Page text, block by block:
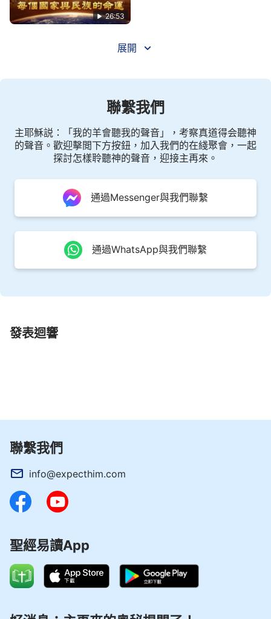
蓋，不再有淤泥存有、污水積流！全宇之聖民哪！在
神的檢閱之下露出了原有的面容，不是污穢不是污穢
滿身的人，而是潔白如玉的聖者，都是神所愛、神所
投入神的暖懷，不再悲泣，不再憂慮，為神獻上，重
更改！永不更改！哪有悲傷！哪有哭泣！哪有肉體！
地不存留，天卻長久，神向萬民顯現，萬民向神讚
美，這樣的生活、這樣的美景從亙古到永遠，不再變
化，這正是國度的生活，這正是國度的生活，這正是
國度的生活。
《跟隨羔羊唱新歌》
26:53
展開
聯繫我們
主耶穌説：「我的羊會聽我的聲音」，考察真道得会聽神
的聲音。歡迎擊閲下方按鈕，加入我們的在綫聚會，一起
探討怎樣聆聽神的聲音，迎接主再來。
通過Messenger與我們聯繫
通過WhatsApp與我們聯繫
發表迴響
聯繫我們
info@expecthim.com
聖經易讀App